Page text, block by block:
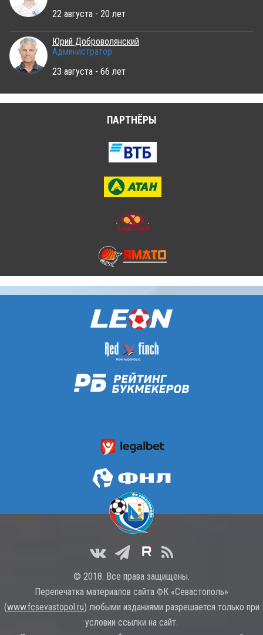
22 августа - 20 лет
Юрий Доброволянский
Администратор
23 августа - 66 лет
ПАРТНЁРЫ
© 2018. Все права защищены.
Перепечатка материалов сайта ФК «Севастополь»
(www.fcsevastopol.ru) любыми изданиями разрешается только при
условии ссылки на сайт.